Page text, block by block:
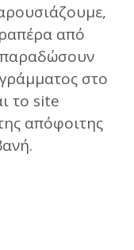
από
παραδώσουν
στο
το site
απόφοιτης